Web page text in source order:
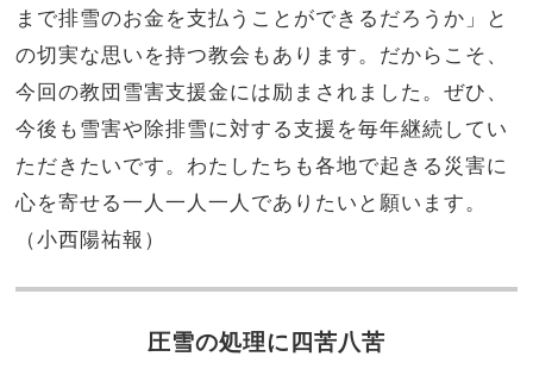
まで排雪のお金を支払うことができるだろうか」と
の切実な思いを持つ教会もあります。だからこそ、
今回の教団雪害支援金には励まされました。ぜひ、
今後も雪害や除排雪に対する支援を毎年継続してい
ただきたいです。わたしたちも各地で起きる災害に
心を寄せる一人一人一人でありたいと願います。
（小西陽祐報）
圧雪の処理に四苦八苦